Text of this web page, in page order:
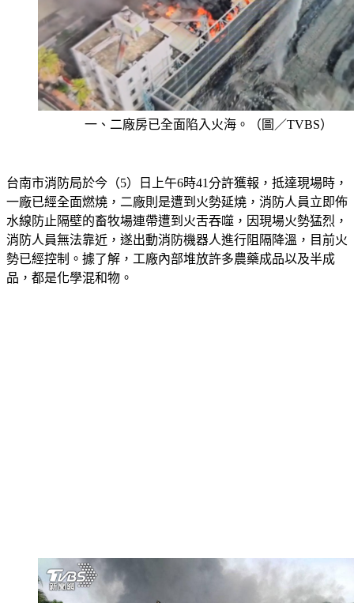
一、二廠房已全面陷入火海。（圖／TVBS）
台南市消防局於今（5）日上午6時41分許獲報，抵達現場時，
一廠已經全面燃燒，二廠則是遭到火勢延燒，消防人員立即佈
水線防止隔壁的畜牧場連帶遭到火舌吞噬，因現場火勢猛烈，
消防人員無法靠近，遂出動消防機器人進行阻隔降溫，目前火
勢已經控制。據了解，工廠內部堆放許多農藥成品以及半成
品，都是化學混和物。